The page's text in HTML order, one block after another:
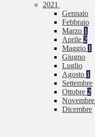
2021
Gennaio
Febbraio
Marzo 1
Aprile 2
Maggio 1
Giugno
Luglio
Agosto 1
Settembre
Ottobre 2
Novembre
Dicembre